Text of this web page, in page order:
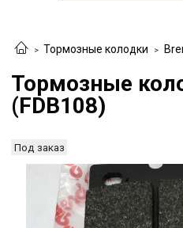
Тормозные колодки
Тормозные
(FDB108)
Под заказ